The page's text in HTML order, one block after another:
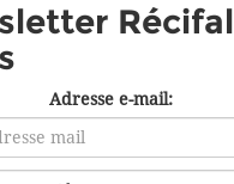
Récifal
Adresse e-mail: